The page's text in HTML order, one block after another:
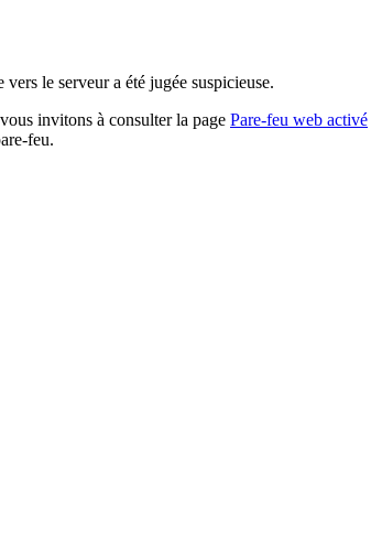
le serveur a été jugée suspicieuse.
invitons à consulter la page Pare-feu web activé
feu.